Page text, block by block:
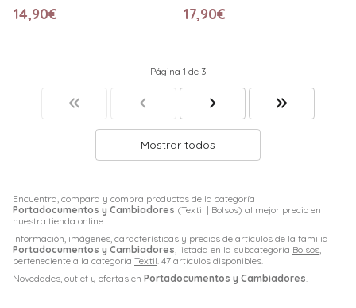
Encuentra, compara y compra productos de la categoría
Portadocumentos y Cambiadores (Textil | Bolsos) al mejor precio en
nuestra tienda online.
Información, imágenes, características y precios de artículos de la familia
Portadocumentos y Cambiadores , listada en la subcategoría Bolsos
perteneciente a la categoría Textil . 47 artículos disponibles.
Novedades, outlet y ofertas en Portadocumentos y Cambiadores
14,90€ 17,90€
Página 1 de 3
Mostrar todos